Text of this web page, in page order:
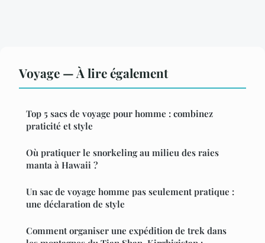
Voyage — À lire également
Top 5 sacs de voyage pour homme : combinez
praticité et style
Où pratiquer le snorkeling au milieu des raies
manta à Hawaii ?
Un sac de voyage homme pas seulement pratique :
une déclaration de style
Comment organiser une expédition de trek dans